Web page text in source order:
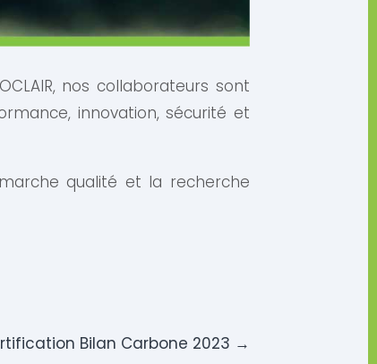
nos collaborateurs sont
innovation, sécurité et
qualité et la recherche
Bilan Carbone 2023 →